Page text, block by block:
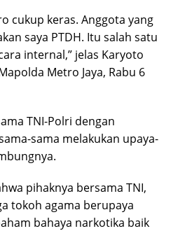
cukup keras. Anggota yang
saya PTDH. Itu salah satu
internal,” jelas Karyoto
Metro Jaya, Rabu 6
TNI-Polri dengan
sama melakukan upaya-
pihaknya bersama TNI,
tokoh agama berupaya
bahaya narkotika baik